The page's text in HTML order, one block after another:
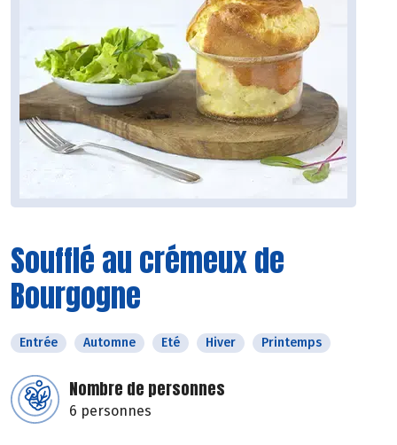
Soufflé au crémeux de
Bourgogne
Entrée Automne Eté Hiver Printemps
Nombre de personnes
6 personnes